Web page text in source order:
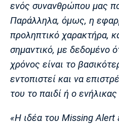
ενός συνανθρώπου μας
Παράλληλα, όμως, η
προληπτικό χαρακτήρα,
σημαντικό, με δεδομένο
χρόνος είναι το
εντοπιστεί και να
του το παιδί ή ο
«Η ιδέα του Missing Alert